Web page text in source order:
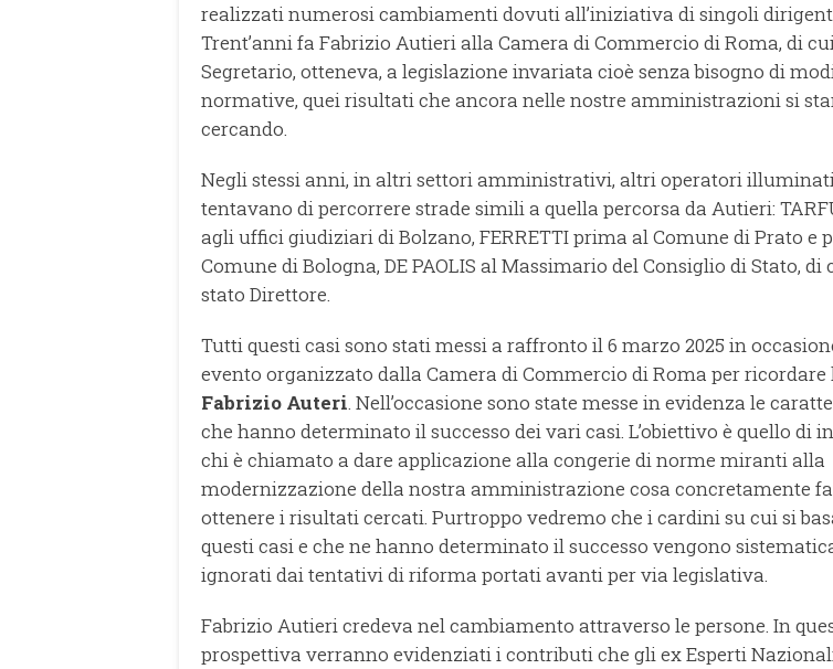
realizzati numerosi cambiamenti dovuti all’iniziativa di singoli
Trent’anni fa Fabrizio Autieri alla Camera di Commercio di Roma, di
Segretario, otteneva, a legislazione invariata cioè senza bisogno di
normative, quei risultati che ancora nelle nostre amministrazioni si
cercando.
Negli stessi anni, in altri settori amministrativi, altri operatori
tentavano di percorrere strade simili a quella percorsa da Autieri:
agli uffici giudiziari di Bolzano, FERRETTI prima al Comune di Prato e
Comune di Bologna, DE PAOLIS al Massimario del Consiglio di Stato, di
stato Direttore.
Tutti questi casi sono stati messi a raffronto il 6 marzo 2025 in
evento organizzato dalla Camera di Commercio di Roma per ricordare
Fabrizio Auteri. Nell’occasione sono state messe in evidenza le
che hanno determinato il successo dei vari casi. L’obiettivo è quello di
chi è chiamato a dare applicazione alla congerie di norme miranti alla
modernizzazione della nostra amministrazione cosa concretamente
ottenere i risultati cercati. Purtroppo vedremo che i cardini su cui si
questi casi e che ne hanno determinato il successo vengono
ignorati dai tentativi di riforma portati avanti per via legislativa.
Fabrizio Autieri credeva nel cambiamento attraverso le persone. In
prospettiva verranno evidenziati i contributi che gli ex Esperti